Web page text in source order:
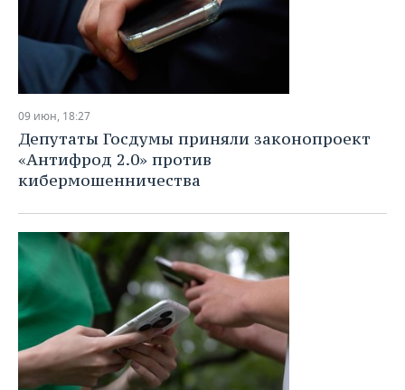
09 июн, 18:27
Депутаты Госдумы приняли законопроект
«Антифрод 2.0» против
кибермошенничества